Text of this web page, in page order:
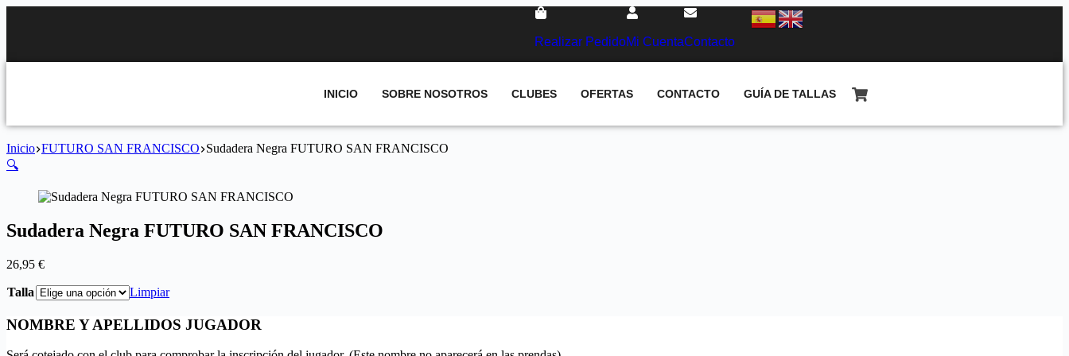
Realizar PedidoMi CuentaContacto
INICIO SOBRE NOSOTROS CLUBES OFERTAS CONTACTO GUÍA DE TALLAS
Inicio FUTURO SAN FRANCISCO Sudadera Negra FUTURO SAN FRANCISCO
🔍
Sudadera Negra FUTURO SAN FRANCISCO
26,95 €
Talla Limpiar
NOMBRE Y APELLIDOS JUGADOR